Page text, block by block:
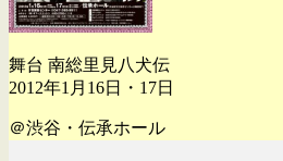
舞台 南総里見八犬伝
2012年1月16日・17日
＠渋谷・伝承ホール